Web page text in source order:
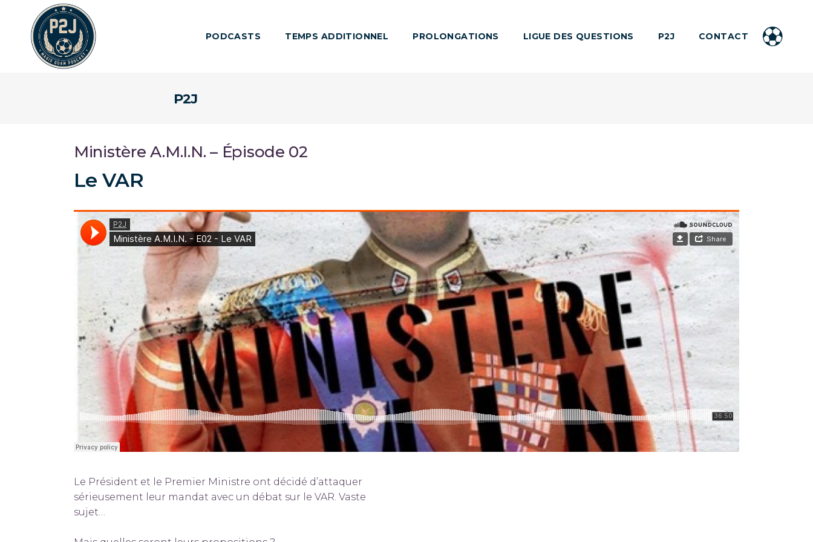
PODCASTS TEMPS ADDITIONNEL PROLONGATIONS LIGUE DES QUESTIONS P2J CONTACT
P2J
Ministère A.M.I.N. – Épisode 02
Le VAR
Le Président et le Premier Ministre ont décidé d’attaquer
sérieusement leur mandat avec un débat sur le VAR. Vaste
sujet…